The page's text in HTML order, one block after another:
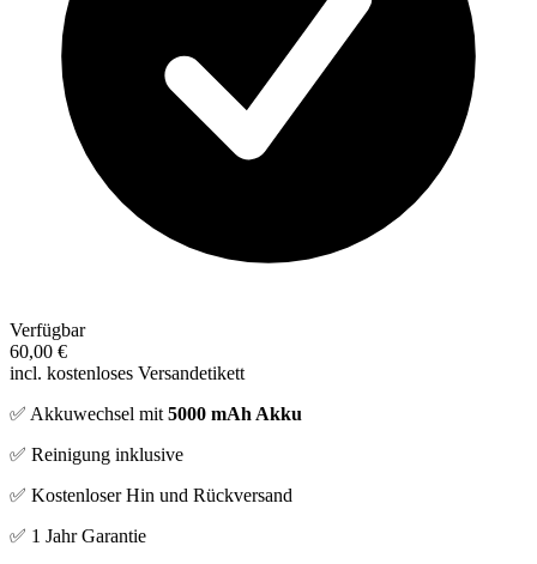
Verfügbar
60,00 €
incl. kostenloses Versandetikett
✅ Akkuwechsel mit 5000 mAh Akku
✅ Reinigung inklusive
✅ Kostenloser Hin und Rückversand
✅ 1 Jahr Garantie